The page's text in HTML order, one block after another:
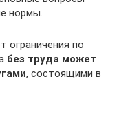
нормы.
ограничения по
без труда может
, состоящими в